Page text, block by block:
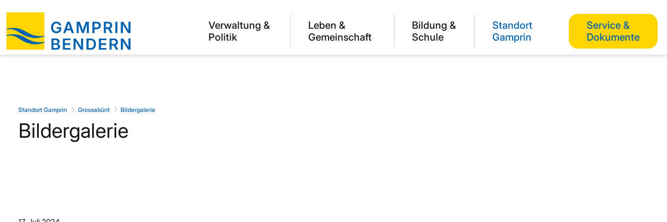
Verwaltung &
Politik
Leben &
Gemeinschaft
Bildung &
Schule
Standort
Gamprin
Service &
Dokumente
Standort Gamprin Grossabünt Bildergalerie
Bildergalerie